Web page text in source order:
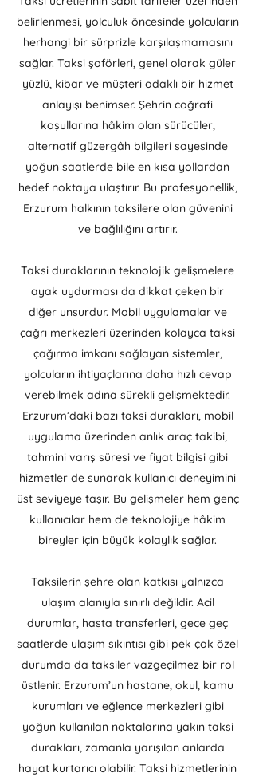
belirlenmesi, yolculuk öncesinde yolcuların
herhangi bir sürprizle karşılaşmamasını
sağlar. Taksi şoförleri, genel olarak güler
yüzlü, kibar ve müşteri odaklı bir hizmet
anlayışı benimser. Şehrin coğrafi
koşullarına hâkim olan sürücüler,
alternatif güzergâh bilgileri sayesinde
yoğun saatlerde bile en kısa yollardan
hedef noktaya ulaştırır. Bu profesyonellik,
Erzurum halkının taksilere olan güvenini
ve bağlılığını artırır.
Taksi duraklarının teknolojik gelişmelere
ayak uydurması da dikkat çeken bir
diğer unsurdur. Mobil uygulamalar ve
çağrı merkezleri üzerinden kolayca taksi
çağırma imkanı sağlayan sistemler,
yolcuların ihtiyaçlarına daha hızlı cevap
verebilmek adına sürekli gelişmektedir.
Erzurum’daki bazı taksi durakları, mobil
uygulama üzerinden anlık araç takibi,
tahmini varış süresi ve fiyat bilgisi gibi
hizmetler de sunarak kullanıcı deneyimini
üst seviyeye taşır. Bu gelişmeler hem genç
kullanıcılar hem de teknolojiye hâkim
bireyler için büyük kolaylık sağlar.
Taksilerin şehre olan katkısı yalnızca
ulaşım alanıyla sınırlı değildir. Acil
durumlar, hasta transferleri, gece geç
saatlerde ulaşım sıkıntısı gibi pek çok özel
durumda da taksiler vazgeçilmez bir rol
üstlenir. Erzurum’un hastane, okul, kamu
kurumları ve eğlence merkezleri gibi
yoğun kullanılan noktalarına yakın taksi
durakları, zamanla yarışılan anlarda
hayat kurtarıcı olabilir. Taksi hizmetlerinin